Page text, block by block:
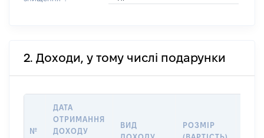
2. Доходи, у тому числі подарунки
№
ДАТА
ОТРИМАННЯ
ДОХОДУ
ВИД
РОЗМІР